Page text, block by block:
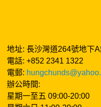
地址: 長沙灣道264號地下
電話: +852 2341 1322
電郵:
辦公時間:
星期一至五 09:00-20:00